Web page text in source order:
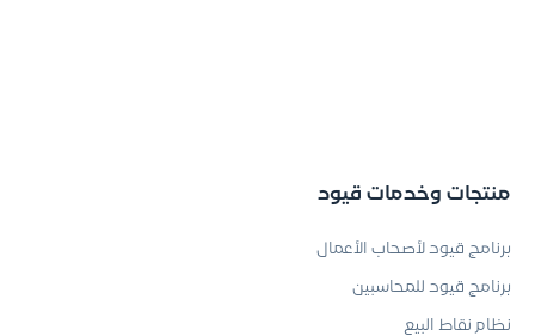
منتجات وخدمات قيود
برنامج قيود لأصحاب الأعمال
برنامج قيود للمحاسبين
نظام نقاط البيع